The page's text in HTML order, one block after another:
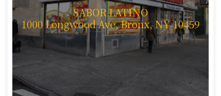
SABOR LATINO
1000 Longwood Ave, Bronx, NY 10459